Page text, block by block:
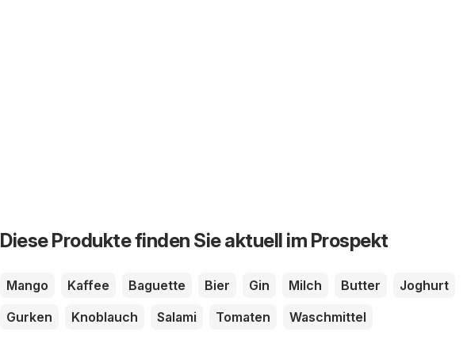
Diese Produkte finden Sie aktuell im Prospekt
Mango Kaffee Baguette Bier Gin Milch Butter
Joghurt
Gurken
Knoblauch Salami Tomaten Waschmittel